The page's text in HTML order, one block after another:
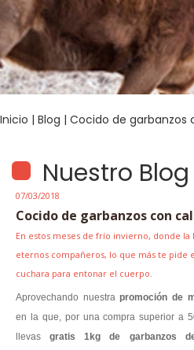
Inicio | Blog | Cocido de garbanzos
Nuestro Blog
07/03/2018
Cocido de garbanzos con
En estos meses de frío invierno, donde
eternos compañeros, lo que más te pide
cuchara para entonar el cuerpo.
Aprovechando nuestrapromoción de
en la que, por una compra superior a
llevasgratis 1kg de garbanzos